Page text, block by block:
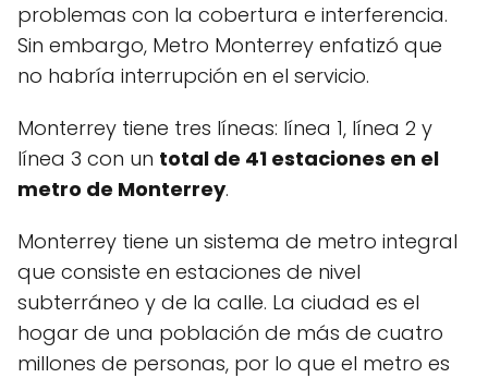
problemas con la cobertura e interferencia.
Sin embargo, Metro Monterrey enfatizó que
no habría interrupción en el servicio.
Monterrey tiene tres líneas: línea 1, línea 2 y
línea 3 con un total de 41 estaciones en el
metro de Monterrey.
Monterrey tiene un sistema de metro integral
que consiste en estaciones de nivel
subterráneo y de la calle. La ciudad es el
hogar de una población de más de cuatro
millones de personas, por lo que el metro es